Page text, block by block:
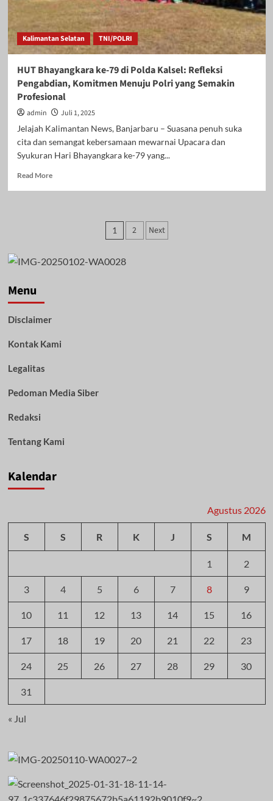
dari
24
Jam
Kalimantan Selatan TNI/POLRI
HUT Bhayangkara ke-79 di Polda Kalsel: Refleksi
Pengabdian, Komitmen Menuju Polri yang Semakin
Profesional
admin
Juli 1, 2025
Jelajah Kalimantan News, Banjarbaru – Suasana penuh suka
cita dan semangat kebersamaan mewarnai Upacara dan
Syukuran Hari Bhayangkara ke-79 yang...
Read MoreRead
Polda
yang
Paginasi
1 2 Next
Menu
Disclaimer
Kontak Kami
Legalitas
Pedoman Media Siber
Redaksi
Tentang Kami
Kalendar
Agustus 2026
S S R K J S M
1 2
3 4 5 6 7 8 9
10 11 12 13 14 15 16
17 18 19 20 21 22 23
24 25 26 27 28 29 30
31
« Jul